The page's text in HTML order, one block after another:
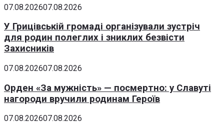
07.08.202607.08.2026
У Грицівській громаді організували зустріч
для родин полеглих і зниклих безвісти
Захисників
07.08.202607.08.2026
Орден «За мужність» — посмертно: у Славуті
нагороди вручили родинам Героїв
07.08.202607.08.2026